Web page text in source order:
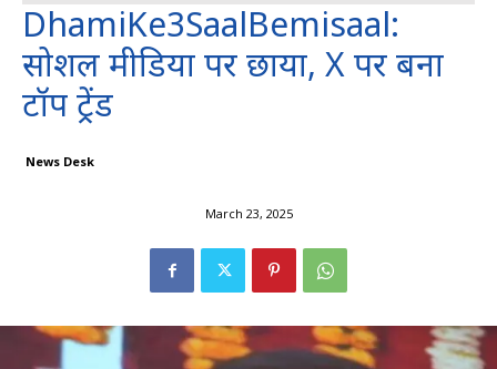
DhamiKe3SaalBemisaal:
सोशल मीडिया पर छाया, X पर बना
टॉप ट्रेंड
News Desk
March 23, 2025